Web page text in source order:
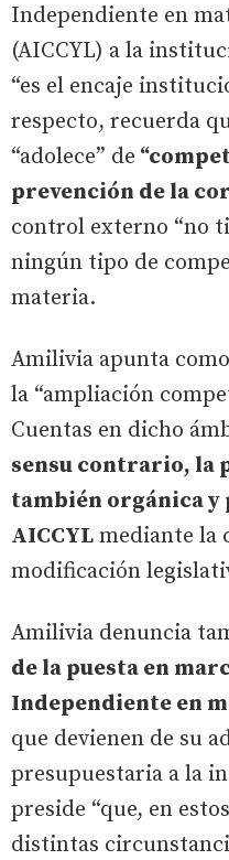
Independiente en
(AICCYL) a la
“es el encaje
respecto, recuerda
“adolece” de
prevención de la
control externo “no
ningún tipo de
materia.
Amilivia apunta
la “ampliación
Cuentas en dicho
sensu contrario, la
también orgánica y
AICCYL mediante la
modificación
Amilivia denuncia
de la puesta en
Independiente en
que devienen de su
presupuestaria a la
preside “que, en
distintas